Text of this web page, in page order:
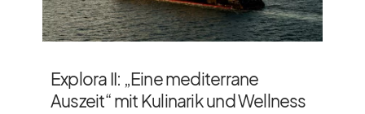
Explora II: „Eine mediterrane
Auszeit“ mit Kulinarik und Wellness